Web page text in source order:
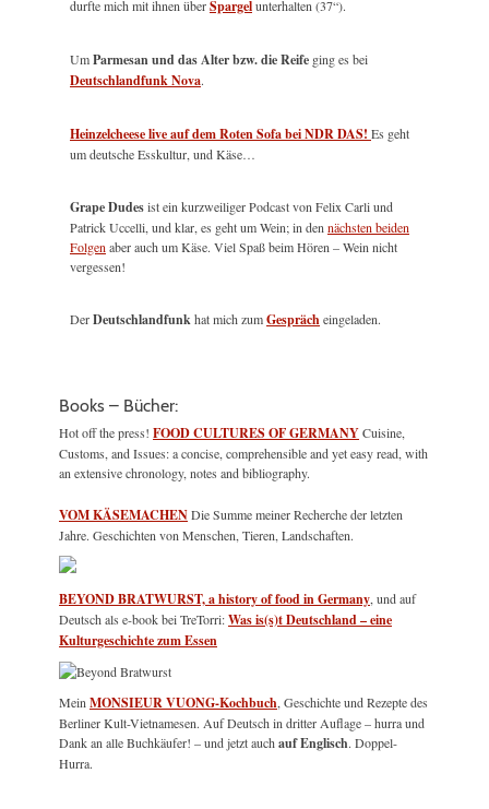
durfte mich mit ihnen überSpargelunterhalten (37“).
UmParmesan und das Alter bzw. die Reife ging es bei
Deutschlandfunk Nova.
Heinzelcheese live auf dem Roten Sofa bei NDR DAS! Es geht
um deutsche Esskultur, und Käse…
Grape Dudesist ein kurzweiliger Podcast von Felix Carli und
Patrick Uccelli, und klar, es geht um Wein; in dennächsten beiden
Folgenaber auch um Käse. Viel Spaß beim Hören – Wein nicht
vergessen!
DerDeutschlandfunkhat mich zumGesprächeingeladen.
Books – Bücher:
Hot off the press! FOOD CULTURES OF GERMANYCuisine,
Customs, and Issues: a concise, comprehensible and yet easy read, with
an extensive chronology, notes and bibliography.
VOM KÄSEMACHENDie Summe meiner Recherche der letzten
Jahre. Geschichten von Menschen, Tieren, Landschaften.
BEYOND BRATWURST, a history of food in Germany, und auf
Deutsch als e-book bei TreTorri:Was is(s)t Deutschland – eine
Kulturgeschichte zum Essen
MeinMONSIEUR VUONG-Kochbuch, Geschichte und Rezepte des
Berliner Kult-Vietnamesen. Auf Deutsch in dritter Auflage – hurra und
Dank an alle Buchkäufer! – und jetzt auchauf Englisch. Doppel-
Hurra.